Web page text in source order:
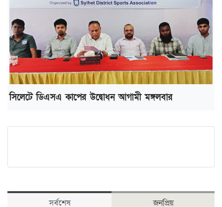
সিলেটে ডিএসএ কাপের উদ্বোধন আগামী মঙ্গলবার
সর্বশেষ জনপ্রিয়